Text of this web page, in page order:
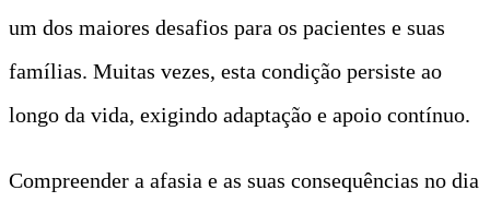
um dos maiores desafios para os pacientes e suas
famílias. Muitas vezes, esta condição persiste ao
longo da vida, exigindo adaptação e apoio contínuo.
Compreender a afasia e as suas consequências no dia